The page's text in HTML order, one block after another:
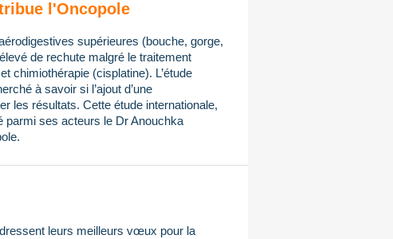
l'Oncopole
supérieures (bouche, gorge,
de rechute malgré le traitement
chimiothérapie (cisplatine). L’étude
à savoir si l’ajout d’une
les résultats. Cette étude internationale,
parmi ses acteurs le Dr Anouchka
leurs meilleurs vœux pour la